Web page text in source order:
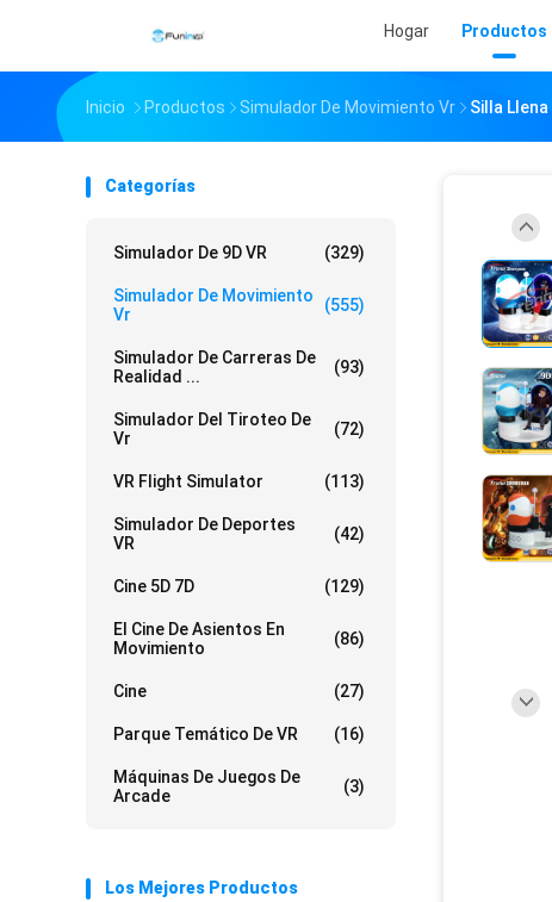
Hogar Productos
Inicio Productos Simulador De Movimiento Vr Silla
Categorías
Simulador De 9D VR (329)
Simulador De Movimiento
Vr
(555)
Simulador De Carreras De
Realidad ...
(93)
Simulador Del Tiroteo De
Vr
(72)
VR Flight Simulator (113)
Simulador De Deportes
VR
(42)
Cine 5D 7D (129)
El Cine De Asientos En
Movimiento
(86)
Cine (27)
Parque Temático De VR (16)
Máquinas De Juegos De
Arcade
(3)
Los Mejores Productos